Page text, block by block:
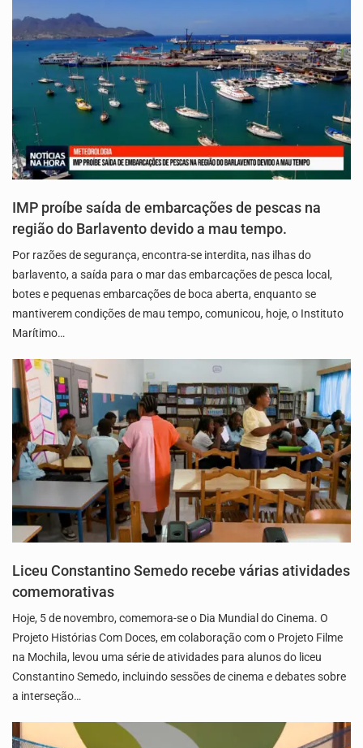
IMP proíbe saída de embarcações de pescas na
região do Barlavento devido a mau tempo.
Por razões de segurança, encontra-se interdita, nas ilhas do
barlavento, a saída para o mar das embarcações de pesca local,
botes e pequenas embarcações de boca aberta, enquanto se
mantiverem condições de mau tempo, comunicou, hoje, o Instituto
Marítimo…
Liceu Constantino Semedo recebe várias atividades
comemorativas
Hoje, 5 de novembro, comemora-se o Dia Mundial do Cinema. O
Projeto Histórias Com Doces, em colaboração com o Projeto Filme
na Mochila, levou uma série de atividades para alunos do liceu
Constantino Semedo, incluindo sessões de cinema e debates sobre
a interseção…